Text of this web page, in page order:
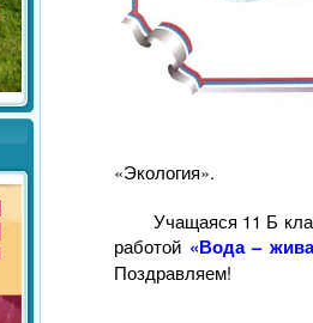
«Экология».
Учащаяся 11 Б
работой «Вода –
Поздравляем!